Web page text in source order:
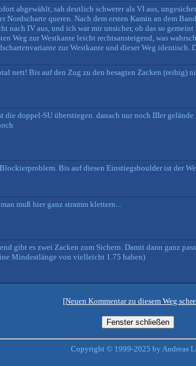
abgewählt, sah deutlich schwerer als VI aus,
queren. Nach dem ersten Kamin an dem
nach IV aus, und ich war mir unsicher, ob das so
Weg zur Westkante leicht rechtsansteigend, was
zur Westkante und dieser Weg identisch.
nett! Bis auf den Zug zu den besagten Zacken (reibig)
doppel-SU überstiegen. danach nur noch IIIer
Bis auf diesen Einstiegsboulder ist der
muß hier ganz stramm klettern...
gibt es zwei Zacken zum Sichern. Damit dann ganz
Mindestlänge von vielleicht 1.75 haben)
[Neuen Kommentar zu diesem Weg
Copyright © 1999-2025 by Andreas